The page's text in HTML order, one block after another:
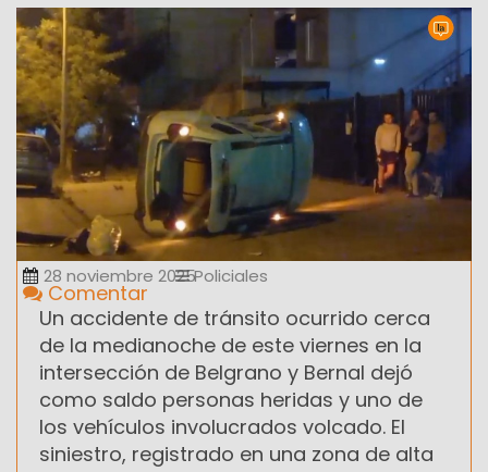
28 noviembre 2025Policiales
Comentar
Un accidente de tránsito ocurrido cerca
de la medianoche de este viernes en la
intersección de Belgrano y Bernal dejó
como saldo personas heridas y uno de
los vehículos involucrados volcado. El
siniestro, registrado en una zona de alta